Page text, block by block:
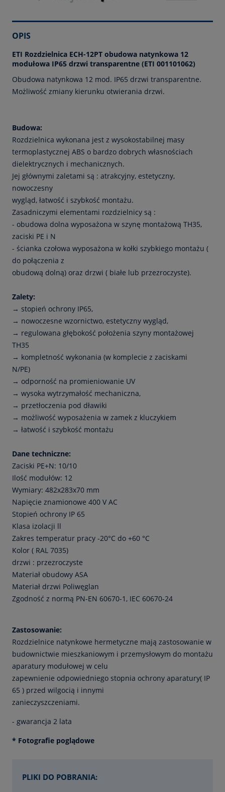
OPIS
ETI Rozdzielnica ECH-12PT obudowa natynkowa 12
modułowa IP65 drzwi transparentne (ETI 001101062)
Obudowa natynkowa 12 mod. IP65 drzwi transparentne.
Możliwość zmiany kierunku otwierania drzwi.
Budowa:
Rozdzielnica wykonana jest z wysokostabilnej masy
termoplastycznej ABS o bardzo dobrych własnościach
dielektrycznych i mechanicznych.
Jej głównymi zaletami są : atrakcyjny, estetyczny,
nowoczesny
wygląd, łatwość i szybkość montażu.
Zasadniczymi elementami rozdzielnicy są :
- obudowa dolna wyposażona w szynę montażową TH35,
zaciski PE i N
- ścianka czołowa wyposażona w kołki szybkiego montażu (
do połączenia z
obudową dolną) oraz drzwi ( białe lub przezroczyste).
Zalety:
→ stopień ochrony IP65,
→ nowoczesne wzornictwo, estetyczny wygląd,
→ regulowana głębokość położenia szyny montażowej
TH35
→ kompletność wykonania (w komplecie z zaciskami
N/PE)
→ odporność na promieniowanie UV
→ wysoka wytrzymałość mechaniczna,
→ przetłoczenia pod dławiki
→ możliwość wyposażenia w zamek z kluczykiem
→ łatwość i szybkość montażu
Dane techniczne:
Zaciski PE+N: 10/10
Ilość modułów: 12
Wymiary: 482x283x70 mm
Napięcie znamionowe 400 V AC
Stopień ochrony IP 65
Klasa izolacji ll
Zakres temperatur pracy -20°C do +60 °C
Kolor ( RAL 7035)
drzwi : przezroczyste
Materiał obudowy ASA
Materiał drzwi Poliwęglan
Zgodność z normą PN-EN 60670-1, IEC 60670-24
Zastosowanie:
Rozdzielnice natynkowe hermetyczne mają zastosowanie w
budownictwie mieszkaniowym i przemysłowym do montażu
aparatury modułowej w celu
zapewnienie odpowiedniego stopnia ochrony aparatury( IP
65 ) przed wilgocią i innymi
zanieczyszczeniami.
- gwarancja 2 lata
* Fotografie poglądowe
PLIKI DO POBRANIA: